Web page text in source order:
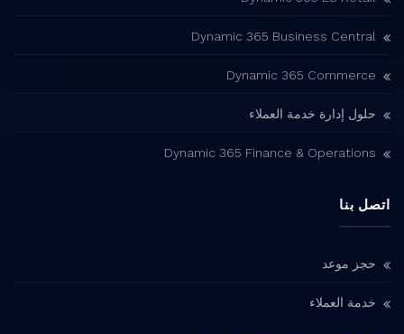
Dynamic 365 Business Central
Dynamic 365 Commerce
حلول إدارة خدمة العملاء
Dynamic 365 Finance & Operations
اتصل بنا
حجز موعد
خدمة العملاء